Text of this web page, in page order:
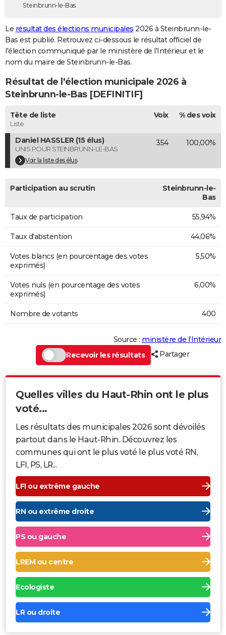
Destinations
City break
Voyage nature
Voyage de noces
Forum
GUIDES D'ACHAT
BONS PLANS
Carte de Noël
Carte Bonne année
Carte Saint-Valentin
Carte Pâques
Carte d'anniversaire
DICTIONNAIRE
Dictionnaire
Biographies
Citations
Expressions
Proverbes
PROGRAMME TV
COPAINS D'AVANT
S'inscrire
Se connecter
Lycées
Collèges
Primaires
Universités
Entreprises
Service militaire
Avis de recherche
AVIS DE DÉCÈS
Bricolage
Television
Steinbrunn-le-Bas
Le résultat des élections municipales 2026 à Steinbrunn-le-
Bas est publié. Retrouvez ci-dessous le résultat officiel de
l'élection communiqué par le ministère de l'Intérieur et le
nom du maire de Steinbrunn-le-Bas.
Résultat de l'élection municipale 2026 à
Steinbrunn-le-Bas [DEFINITIF]
Tête de liste
Liste
Voix % des voix
Daniel HASSLER (15 élus)
UNIS POUR STEINBRUNN-LE-BAS
Voir la liste des élus
354 100,00%
Participation au scrutin
Steinbrunn-le-
Bas
Taux de participation 55,94%
Taux d'abstention 44,06%
Votes blancs (en pourcentage des votes
exprimés)
5,50%
Votes nuls (en pourcentage des votes
exprimés)
6,00%
Nombre de votants 400
Source : ministère de l’Intérieur
Recevoir les résultats
Partager
Quelles villes du Haut-Rhin ont le plus
voté...
Les résultats des municipales 2026 sont dévoilés
partout dans le Haut-Rhin. Découvrez les
communes qui ont le plus voté le plus voté RN,
LFI, PS, LR...
LFI ou extrême gauche
RN ou extrême droite
PS ou gauche
LREM ou centre
Ecologiste
LR ou droite